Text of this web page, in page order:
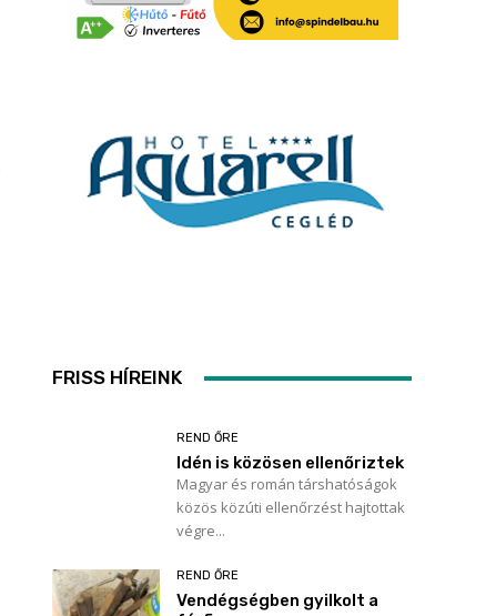
FRISS HÍREINK
REND ŐRE
Idén is közösen ellenőriztek
Magyar és román társhatóságok
közös közúti ellenőrzést hajtottak
végre...
REND ŐRE
Vendégségben gyilkolt a